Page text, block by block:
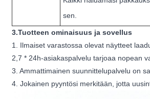
sen.
3.Tuotteen ominaisuus ja sovellus
1. Ilmaiset varastossa olevat näytteet
2,7 * 24h-asiakaspalvelu tarjoaa nopean
3. Ammattimainen suunnittelupalvelu on
4. Jokainen pyyntösi merkitään, jotta